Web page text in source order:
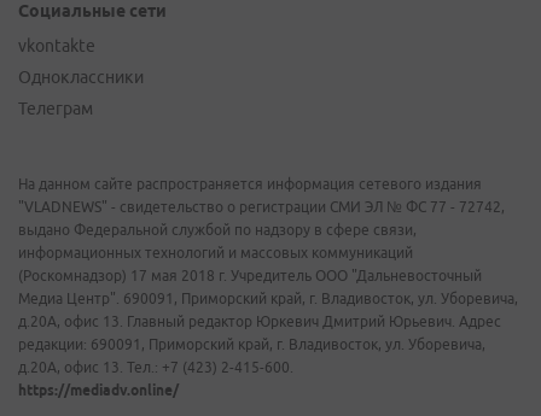
Социальные сети
vkontakte
Одноклассники
Телеграм
На данном сайте распространяется информация сетевого издания
"VLADNEWS" - свидетельство о регистрации СМИ ЭЛ № ФС 77 - 72742,
выдано Федеральной службой по надзору в сфере связи,
информационных технологий и массовых коммуникаций
(Роскомнадзор) 17 мая 2018 г. Учредитель ООО "Дальневосточный
Медиа Центр". 690091, Приморский край, г. Владивосток, ул. Уборевича,
д.20А, офис 13. Главный редактор Юркевич Дмитрий Юрьевич. Адрес
редакции: 690091, Приморский край, г. Владивосток, ул. Уборевича,
д.20А, офис 13. Тел.: +7 (423) 2-415-600.
https://mediadv.online/